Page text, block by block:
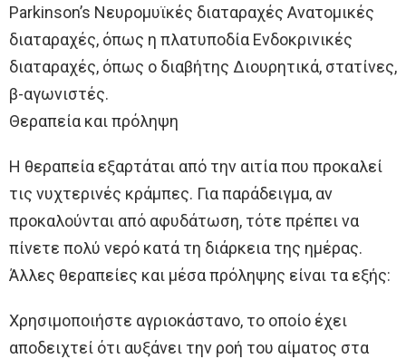
Parkinson’s Νευρομυϊκές διαταραχές Ανατομικές
διαταραχές, όπως η πλατυποδία Ενδοκρινικές
διαταραχές, όπως ο διαβήτης Διουρητικά, στατίνες,
β-αγωνιστές.
Θεραπεία και πρόληψη
Η θεραπεία εξαρτάται από την αιτία που προκαλεί
τις νυχτερινές κράμπες. Για παράδειγμα, αν
προκαλούνται από αφυδάτωση, τότε πρέπει να
πίνετε πολύ νερό κατά τη διάρκεια της ημέρας.
Άλλες θεραπείες και μέσα πρόληψης είναι τα εξής:
Χρησιμοποιήστε αγριοκάστανο, το οποίο έχει
αποδειχτεί ότι αυξάνει την ροή του αίματος στα